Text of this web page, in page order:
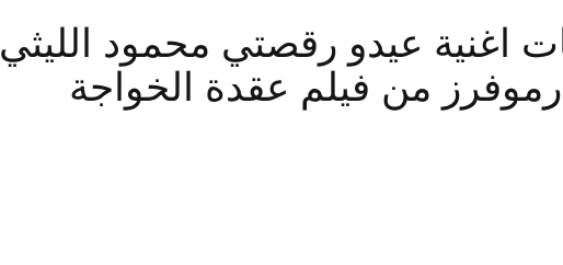
اغنية عيدو رقصتي محمود الليثي
من فيلم عقدة الخواجة